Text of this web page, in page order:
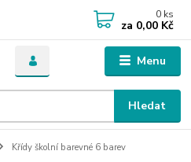
Menu
Hledat
0 ks
za 0,00 Kč
Křídy školní barevné 6 barev